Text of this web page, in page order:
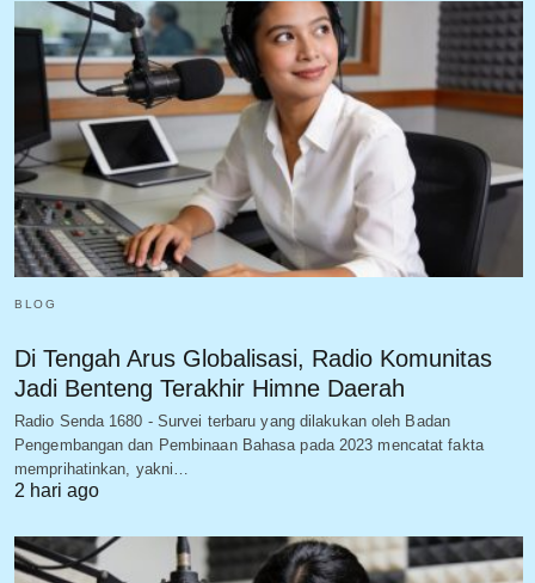
BLOG
Di Tengah Arus Globalisasi, Radio Komunitas
Jadi Benteng Terakhir Himne Daerah
Radio Senda 1680 - Survei terbaru yang dilakukan oleh Badan
Pengembangan dan Pembinaan Bahasa pada 2023 mencatat fakta
memprihatinkan, yakni…
2 hari ago